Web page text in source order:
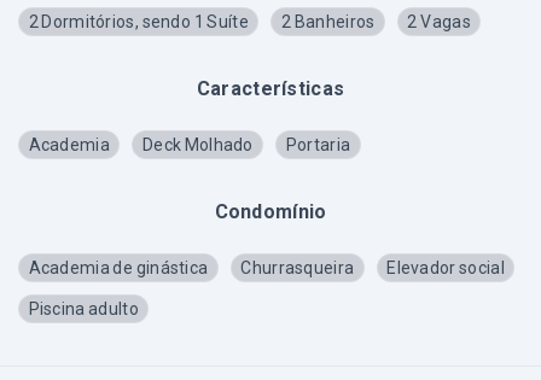
2 Dormitórios, sendo 1 Suíte 2 Banheiros 2 Vagas
Características
Academia Deck Molhado Portaria
Condomínio
Academia de ginástica Churrasqueira Elevador social
Piscina adulto